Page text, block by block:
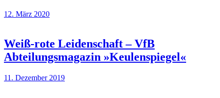
12. März 2020
Weiß-rote Leidenschaft – VfB
Abteilungsmagazin »Keulenspiegel«
11. Dezember 2019